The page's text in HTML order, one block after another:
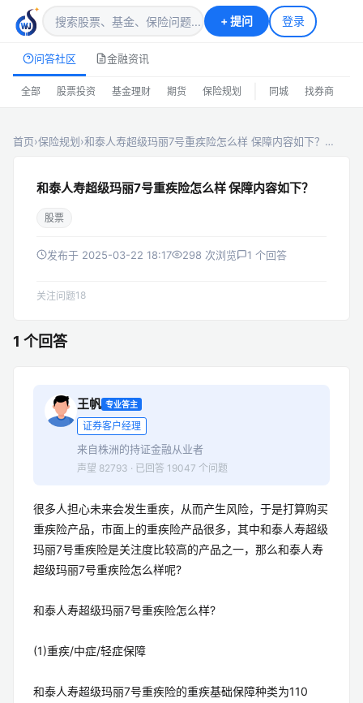
+提问 登录
问答社区 金融资讯
全部 股票投资 基金理财 期货 保险规划 同城 找券商
首页›保险规划›和泰人寿超级玛丽7号重疾险怎么样 保障内容如下？…
和泰人寿超级玛丽7号重疾险怎么样 保障内容如下？
股票
发布于 2025-03-22 18:17 298 次浏览 1 个回答
关注问题18
1 个回答
王帆 专业答主
证券客户经理
来自株洲的持证金融从业者
声望 82793 · 已回答 19047 个问题
很多人担心未来会发生重疾，从而产生风险，于是打算购买
重疾险产品，市面上的重疾险产品很多，其中和泰人寿超级
玛丽7号重疾险是关注度比较高的产品之一，那么和泰人寿
超级玛丽7号重疾险怎么样呢?
和泰人寿超级玛丽7号重疾险怎么样?
(1)重疾/中症/轻症保障
和泰人寿超级玛丽7号重疾险的重疾基础保障种类为110